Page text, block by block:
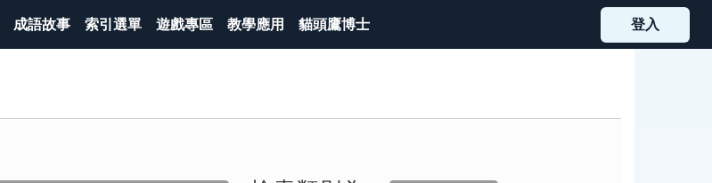
成語故事 索引選單 遊戲專區 教學應用 貓頭鷹博士 登入